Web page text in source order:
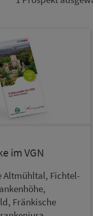
im VGN
Altmühltal, Fich­tel­
Frän­kische